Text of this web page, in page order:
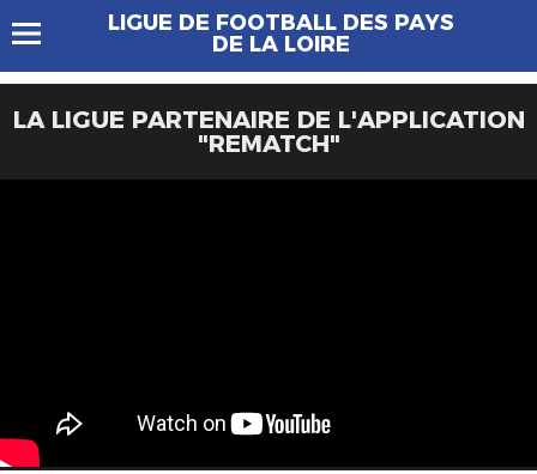
LIGUE DE FOOTBALL DES PAYS
DE LA LOIRE
LA LIGUE PARTENAIRE DE L'APPLICATION
"REMATCH"